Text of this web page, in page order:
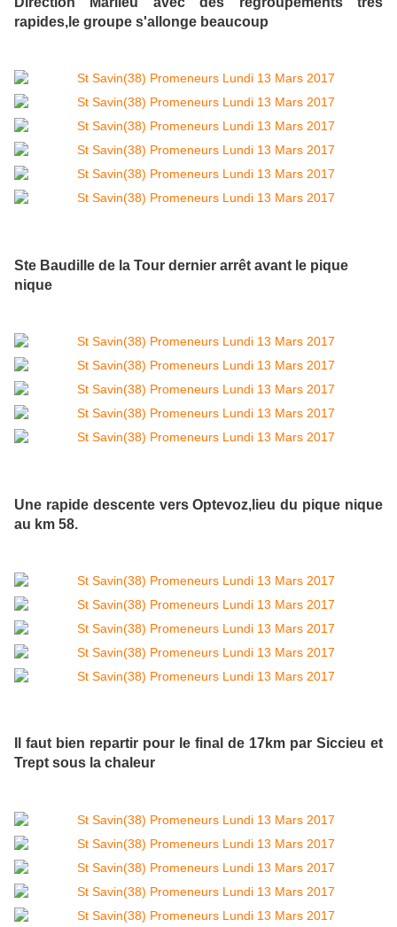
rapides,le groupe s'allonge beaucoup
Ste Baudille de la Tour dernier arrêt avant le pique
nique
Une rapide descente vers Optevoz,lieu du pique nique
au km 58.
Il faut bien repartir pour le final de 17km par Siccieu et
Trept sous la chaleur